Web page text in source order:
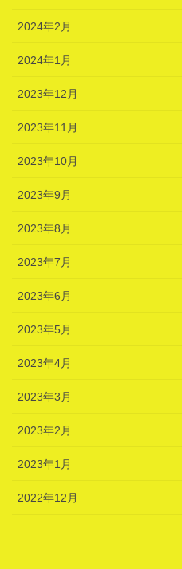
2024年2月
2024年1月
2023年12月
2023年11月
2023年10月
2023年9月
2023年8月
2023年7月
2023年6月
2023年5月
2023年4月
2023年3月
2023年2月
2023年1月
2022年12月